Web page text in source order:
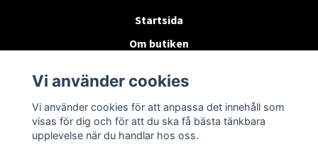
Startsida
Om butiken
Byten & Returer
Kontakta oss
Vi använder cookies
Vi använder cookies för att anpassa det innehåll som
visas för dig och för att du ska få bästa tänkbara
upplevelse när du handlar hos oss.